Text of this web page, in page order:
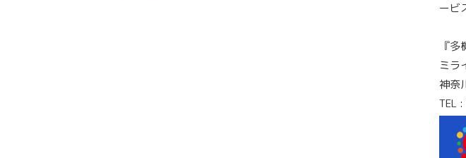
ービ
『
ミラ
神奈
TEL